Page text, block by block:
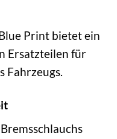
Print bietet ein
Ersatzteilen für
Fahrzeugs.